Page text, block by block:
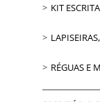
KIT ESCRITA
RÉGUAS E